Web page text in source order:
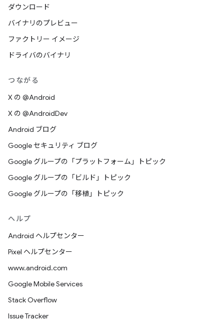
ダウンロード
バイナリのプレビュー
ファクトリー イメージ
ドライバのバイナリ
つながる
X の @Android
X の @AndroidDev
Android ブログ
Google セキュリティ ブログ
Google グループの「プラットフォーム」トピック
Google グループの「ビルド」トピック
Google グループの「移植」トピック
ヘルプ
Android ヘルプセンター
Pixel ヘルプセンター
www.android.com
Google Mobile Services
Stack Overflow
Issue Tracker